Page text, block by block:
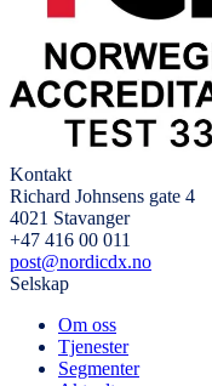
Kontakt
Richard Johnsens gate 4
4021 Stavanger
+47 416 00 011
post@nordicdx.no
Selskap
Om oss
Tjenester
Segmenter